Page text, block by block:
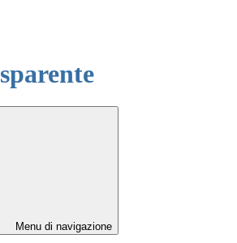
Menu di navigazione